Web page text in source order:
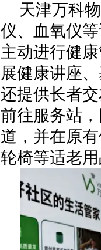
天津万科
仪、血氧仪
主动进行健
展健康讲座
还提供长者
前往服务站
道，并在原
轮椅等适老